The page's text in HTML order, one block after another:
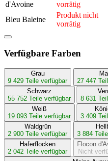
d'Avoine
vorrätig
Bleu Baleine
Produkt nicht
vorrätig
Verfügbare Farben
Grau
9 429 Teile verfügbar
27 447
Schwarz
55 752 Teile verfügbar
8 631
Weiß
19 093 Teile verfügbar
3 409
Waldgrün
2 900 Teile verfügbar
3 884
Haferflocken
2 042 Teile verfügbar
Flocon
Nicht